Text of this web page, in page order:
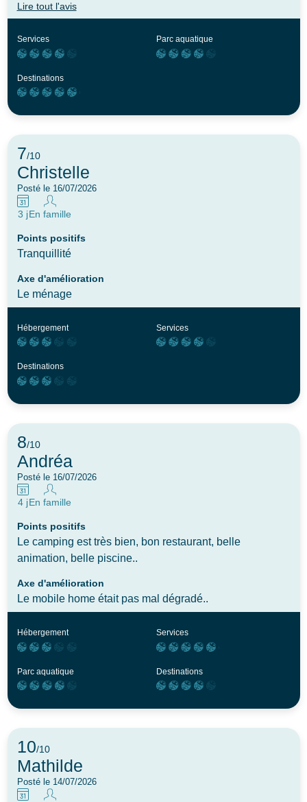
la nuit et le matin matériel de camping recouvert de
Lire tout l'avis
Services Parc aquatique
Destinations
7/10
Christelle
Posté le 16/07/2026
3 jEn famille
Points positifs
Tranquillité
Axe d'amélioration
Le ménage
Hébergement Services
Destinations
8/10
Andréa
Posté le 16/07/2026
4 jEn famille
Points positifs
Le camping est très bien, bon restaurant, belle
animation, belle piscine..
Axe d'amélioration
Le mobile home était pas mal dégradé..
Hébergement Services
Parc aquatique Destinations
10/10
Mathilde
Posté le 14/07/2026